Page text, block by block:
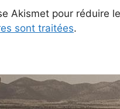
Akismet pour réduire
sont traitées.